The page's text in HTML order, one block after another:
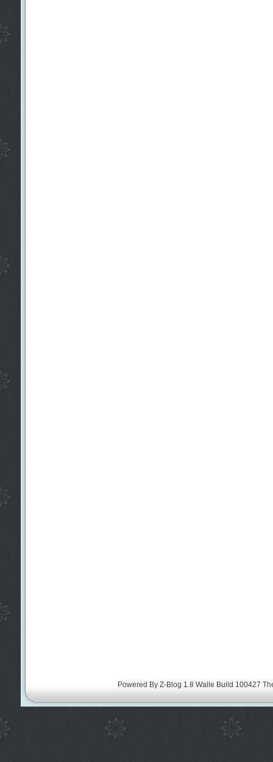
Powered By Z-Blog 1.8 Walle Build 100427